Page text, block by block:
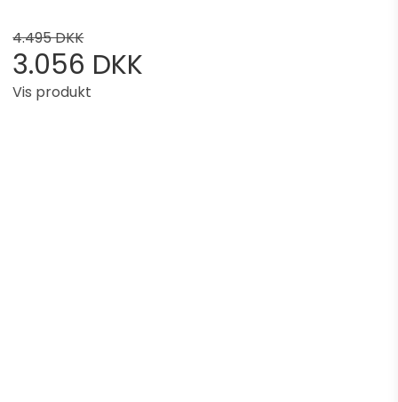
4.495 DKK
3.056 DKK
Vis produkt